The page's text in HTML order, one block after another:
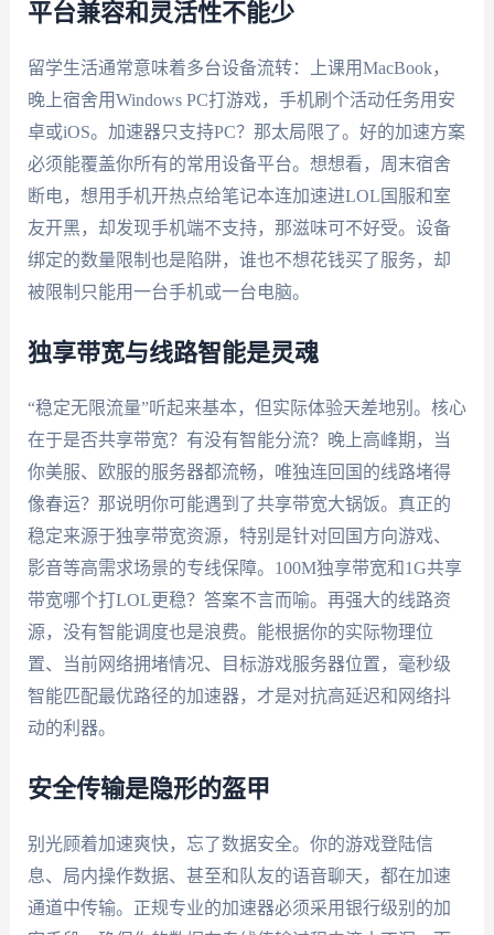
平台兼容和灵活性不能少
留学生活通常意味着多台设备流转：上课用MacBook，
晚上宿舍用Windows PC打游戏，手机刷个活动任务用安
卓或iOS。加速器只支持PC？那太局限了。好的加速方案
必须能覆盖你所有的常用设备平台。想想看，周末宿舍
断电，想用手机开热点给笔记本连加速进LOL国服和室
友开黑，却发现手机端不支持，那滋味可不好受。设备
绑定的数量限制也是陷阱，谁也不想花钱买了服务，却
被限制只能用一台手机或一台电脑。
独享带宽与线路智能是灵魂
“稳定无限流量”听起来基本，但实际体验天差地别。核心
在于是否共享带宽？有没有智能分流？晚上高峰期，当
你美服、欧服的服务器都流畅，唯独连回国的线路堵得
像春运？那说明你可能遇到了共享带宽大锅饭。真正的
稳定来源于独享带宽资源，特别是针对回国方向游戏、
影音等高需求场景的专线保障。100M独享带宽和1G共享
带宽哪个打LOL更稳？答案不言而喻。再强大的线路资
源，没有智能调度也是浪费。能根据你的实际物理位
置、当前网络拥堵情况、目标游戏服务器位置，毫秒级
智能匹配最优路径的加速器，才是对抗高延迟和网络抖
动的利器。
安全传输是隐形的盔甲
别光顾着加速爽快，忘了数据安全。你的游戏登陆信
息、局内操作数据、甚至和队友的语音聊天，都在加速
通道中传输。正规专业的加速器必须采用银行级别的加